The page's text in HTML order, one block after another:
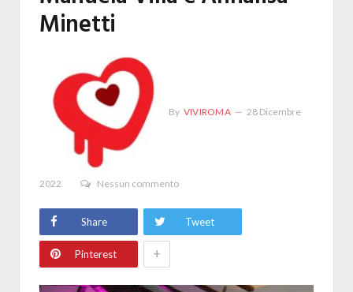
Minetti
By VIVIROMA 28 Dicembre
2022 Nessun commento
Share Tweet
Pinterest +